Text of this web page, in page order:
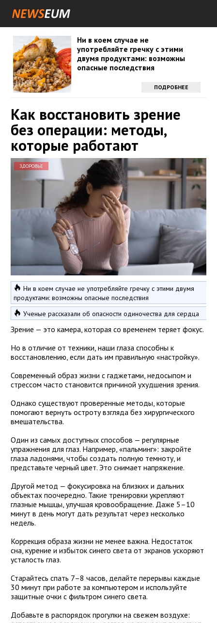
Ни в коем случае не
употребляйте гречку с этими
двумя продуктами: возможны
опасные последствия
ПОДРОБНЕЕ
Как восстановить зрение
без операции: методы,
которые работают
ЗДОРОВЬЕ
Ни в коем случае не употребляйте гречку с этими двумя
продуктами: возможны опасные последствия
Ученые рассказали об опасности одиночества для сердца
Зрение — это камера, которая со временем теряет фокус.
Но в отличие от техники, наши глаза способны к
восстановлению, если дать им правильную «настройку».
Современный образ жизни с гаджетами, недосыпом и
стрессом часто становится причиной ухудшения зрения.
Однако существуют проверенные методы, которые
помогают вернуть остроту взгляда без хирургического
вмешательства.
Один из самых доступных способов — регулярные
упражнения для глаз. Например, «пальминг»: закройте
глаза ладонями, чтобы создать полную темноту, и
представьте черный цвет. Это снимает напряжение.
Другой метод — фокусировка на близких и дальних
объектах поочередно. Такие тренировки укрепляют
глазные мышцы, улучшая кровообращение. Даже 5–10
минут в день могут дать результат через несколько
недель.
Коррекция образа жизни не менее важна. Недостаток
сна, курение и избыток синего света от экранов ускоряют
усталость глаз.
Старайтесь спать 7–8 часов, делайте перерывы каждые
30 минут при работе за компьютером и используйте
защитные очки с фильтром синего света.
Добавьте в распорядок прогулки на свежем воздухе: